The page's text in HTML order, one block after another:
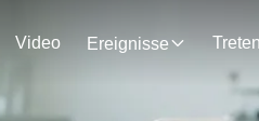
Video Ereignisse